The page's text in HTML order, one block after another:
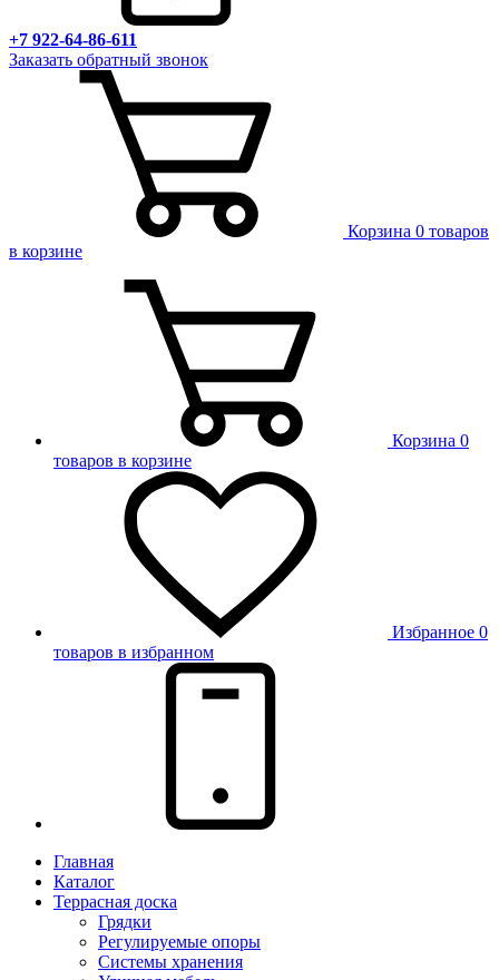
+7 922-64-86-611
Заказать обратный звонок
Корзина 0 товаров
в корзине
Корзина 0
товаров в корзине
Избранное 0
товаров в избранном
Главная
Каталог
Террасная доска
Грядки
Регулируемые опоры
Системы хранения